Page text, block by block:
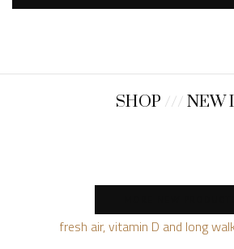
SHOP ///NEW
fresh air, vitamin D and long